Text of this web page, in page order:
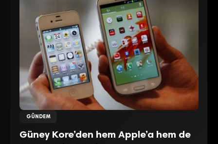
GÜNDEM
Güney Kore’den hem Apple’a hem de